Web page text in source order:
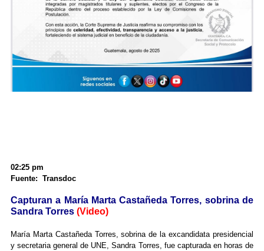
02:25 pm
Fuente: Transdoc
Capturan a María Marta Castañeda Torres, sobrina de
Sandra Torres(Video)
María Marta Castañeda Torres, sobrina de la excandidata presidencial
y secretaria general de UNE, Sandra Torres, fue capturada en horas de